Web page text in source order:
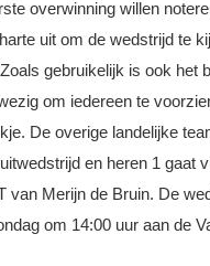
overwinning willen
uit om de wedstrijd te
gebruikelijk is ook het
om iedereen te
De overige landelijke
en heren 1 gaat
van Merijn de Bruin. De
om 14:00 uur aan de